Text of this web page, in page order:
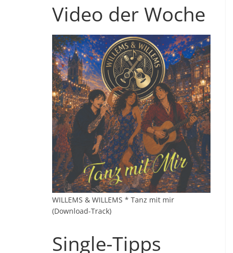
Video der Woche
WILLEMS & WILLEMS * Tanz mit mir
(Download-Track)
Single-Tipps